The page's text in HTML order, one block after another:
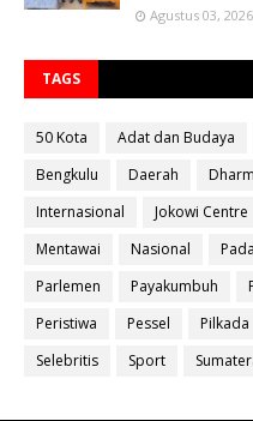
Agustus 03, 2026
TAGS
50 Kota Adat dan Budaya
Bengkulu
Daerah
Internasional
Jokowi Centre
Mentawai
Nasional
Parlemen
Payakumbuh
Peristiwa
Pessel Pilkada
Selebritis
Sport